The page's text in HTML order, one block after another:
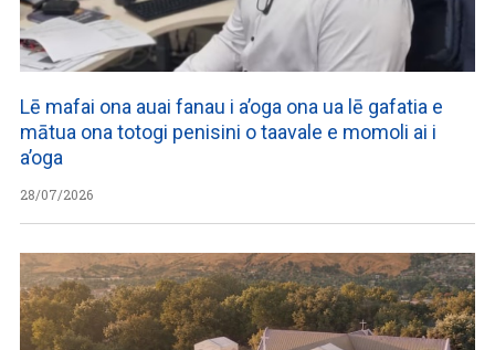
Lē mafai ona auai fanau i a’oga ona ua lē gafatia e
mātua ona totogi penisini o taavale e momoli ai i
a’oga
28/07/2026